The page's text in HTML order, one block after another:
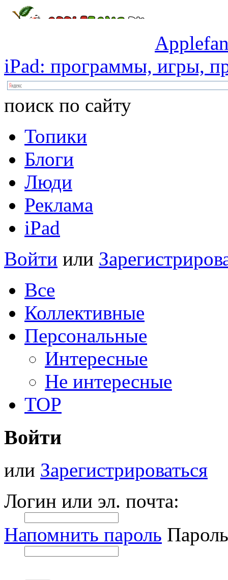
iPad: программы, игры,
поиск по сайту
Топики
Блоги
Люди
Реклама
iPad
Войти или
Все
Коллективные
Персональные
Интересные
Не интересные
TOP
Войти
или Зарегистрироваться
Логин или эл. почта:
Напомнить пароль